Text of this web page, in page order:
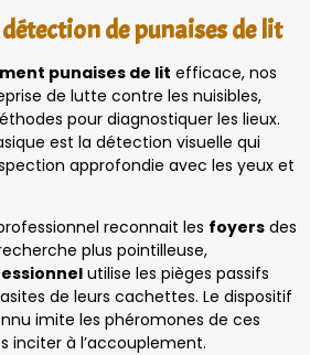
de punaises de lit
punaises de lit efficace, nos
de lutte contre les nuisibles,
pour diagnostiquer les lieux.
est la détection visuelle qui
approfondie avec les yeux et
reconnait les foyers des
plus pointilleuse,
utilise les pièges passifs
de leurs cachettes. Le dispositif
imite les phéromones de ces
inciter à l’accouplement.